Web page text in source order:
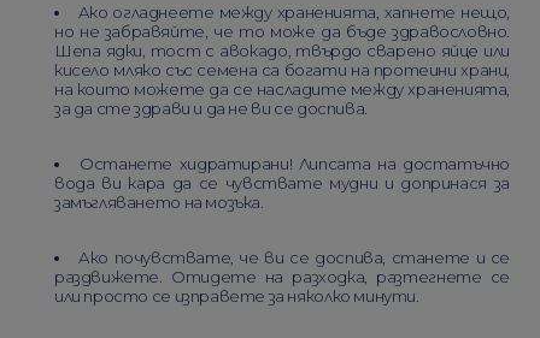
Ако огладнеете между храненията, хапнете нещо,
но не забравяйте, че то може да бъде здравословно.
Шепа ядки, тост с авокадо, твърдо сварено яйце или
кисело мляко със семена са богати на протеини храни,
на които можете да се насладите между храненията,
за да сте здрави и да не ви се доспива.
Останете хидратирани! Липсата на достатъчно
вода ви кара да се чувствате мудни и допринася за
замъгляването на мозъка.
Ако почувствате, че ви се доспива, станете и се
раздвижете. Отидете на разходка, разтегнете се
или просто се изправете за няколко минути.